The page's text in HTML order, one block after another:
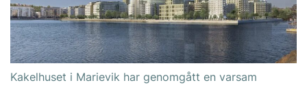
Kakelhuset i Marievik har genomgått en varsam